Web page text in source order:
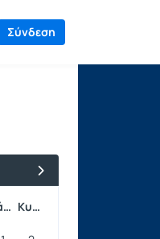
Σύνδεση
Επόμενος Μήνας
Σάββατο Κυριακή